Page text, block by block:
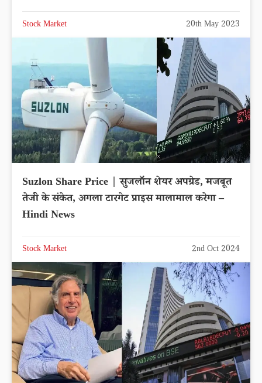
Stock Market 20th May 2023
Suzlon Share Price | सुजलॉन शेयर अपग्रेड, मजबूत
तेजी के संकेत, अगला टारगेट प्राइस मालामाल करेगा –
Hindi News
Stock Market 2nd Oct 2024